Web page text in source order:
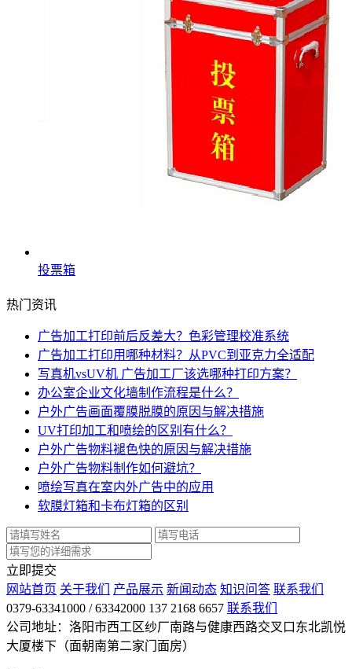
投票箱
热门资讯
广告加工打印前后反差大？色彩管理校准系统
广告加工打印用哪种材料？从PVC到亚克力全适配
写真机vsUV机 广告加工厂该选哪种打印方案？
办公室企业文化墙制作流程是什么？
户外广告画面覆膜脱膜的原因与解决措施
UV打印加工和喷绘的区别有什么？
户外广告物料褪色快的原因与解决措施
户外广告物料制作如何避坑？
喷绘写真在室内外广告中的应用
软膜灯箱和卡布灯箱的区别
立即提交
网站首页 关于我们 产品展示 新闻动态 知识问答 联系我们
0379-63341000 / 63342000 137 2168 6657 联系我们
公司地址：洛阳市西工区纱厂南路与健康西路交叉口东北凯悦
大厦楼下（面朝南第二家门面房）